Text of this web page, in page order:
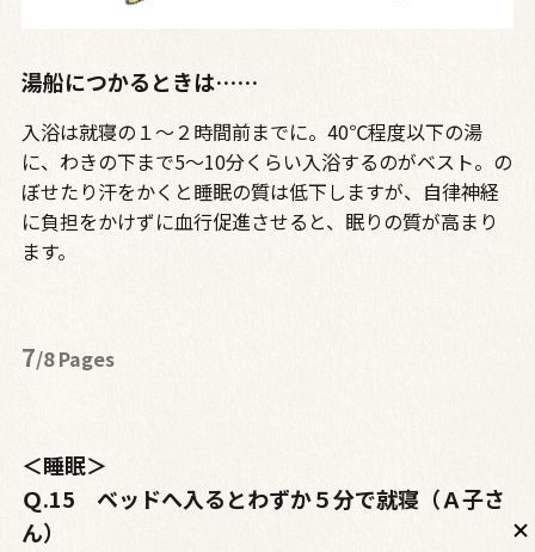
湯船につかるときは……
入浴は就寝の１～２時間前までに。40℃程度以下の湯
に、わきの下まで5～10分くらい入浴するのがベスト。の
ぼせたり汗をかくと睡眠の質は低下しますが、自律神経
に負担をかけずに血行促進させると、眠りの質が高まり
ます。
7/8 Pages
＜睡眠＞
Ｑ.15 ベッドへ入るとわずか５分で就寝（Ａ子さ
ん）